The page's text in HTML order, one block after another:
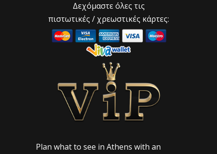
Δεχόμαστε όλες τις
πιστωτικές / χρεωστικές κάρτες:
Plan what to see in Athens with an